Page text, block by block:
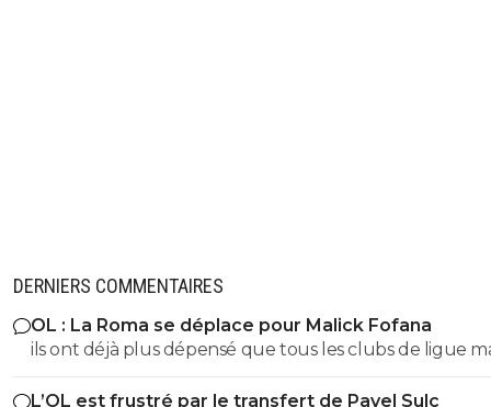
DERNIERS COMMENTAIRES
OL : La Roma se déplace pour Malick Fofana
ils ont déjà plus dépensé que tous les clubs de ligue
réunis hors quatar.. ils veulent juste profitez au
des clubs qui sont beaucoup plus mal lotis qu'eux
L’OL est frustré par le transfert de Pavel Sulc